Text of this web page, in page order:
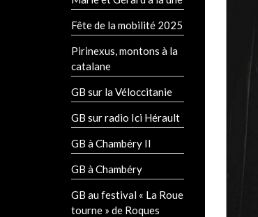
Fête de la mobilité 2025
Pirinexus, montons à la
catalane
GB sur la Véloccitanie
GB sur radio Ici Hérault
GB à Chambéry II
GB à Chambéry
GB au festival « La Roue
tourne » de Roques